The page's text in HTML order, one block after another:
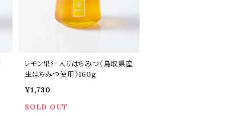
レモン果汁入りはちみつ〈鳥取県産
生はちみつ使用〉160g
¥1,730
SOLD OUT